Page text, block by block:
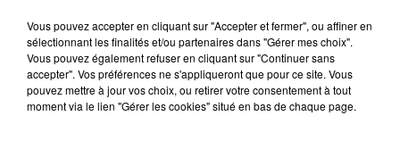
15h10
15h10 15h07
15h07
Vous pouvez accepter en cliquant sur "Accepter et fermer", ou affiner en
sélectionnant les finalités et/ou partenaires dans "Gérer mes choix".
Vous pouvez également refuser en cliquant sur "Continuer sans
accepter". Vos préférences ne s'appliqueront que pour ce site. Vous
pouvez mettre à jour vos choix, ou retirer votre consentement à tout
moment via le lien "Gérer les cookies" situé en bas de chaque page.